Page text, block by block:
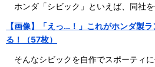
ホンダ「シビック」といえば、同社を
【画像】「えっ…！」これがホンダ製
る！（57枚）
そんなシビックを自作でスポーティに